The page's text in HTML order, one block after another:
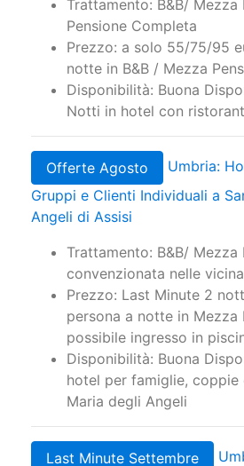
Trattamento: B&B/ Mezza
Pensione Completa
Prezzo: a solo 55/75/95
notte in B&B / Mezza
Disponibilità: Buona
Notti in hotel con
Offerte Agosto
Umbria:
Gruppi e Clienti Individuali a
Angeli di Assisi
Trattamento: B&B/ Mezza
convenzionata nelle
Prezzo: Last Minute 2
persona a notte in Mezza
possibile ingresso in
Disponibilità: Buona
hotel per famiglie, coppie
Maria degli Angeli
Last Minute Settembre